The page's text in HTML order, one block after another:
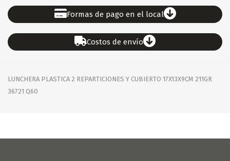
Formas de pago en el local
Costos de envío
LUNCHERA PLASTICA 2 REPARTICIONES Y CUBIERTO 17X13X9CM 211GR
36721 Q60